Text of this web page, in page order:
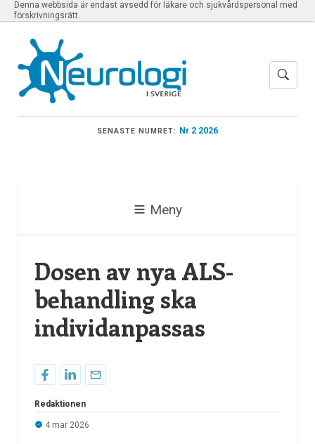
Denna webbsida är endast avsedd för läkare och sjukvårdspersonal med
förskrivningsrätt.
SENASTE NUMRET: Nr 2 2026
Meny
Dosen av nya ALS-
behandling ska
individanpassas
Redaktionen
4 mar 2026